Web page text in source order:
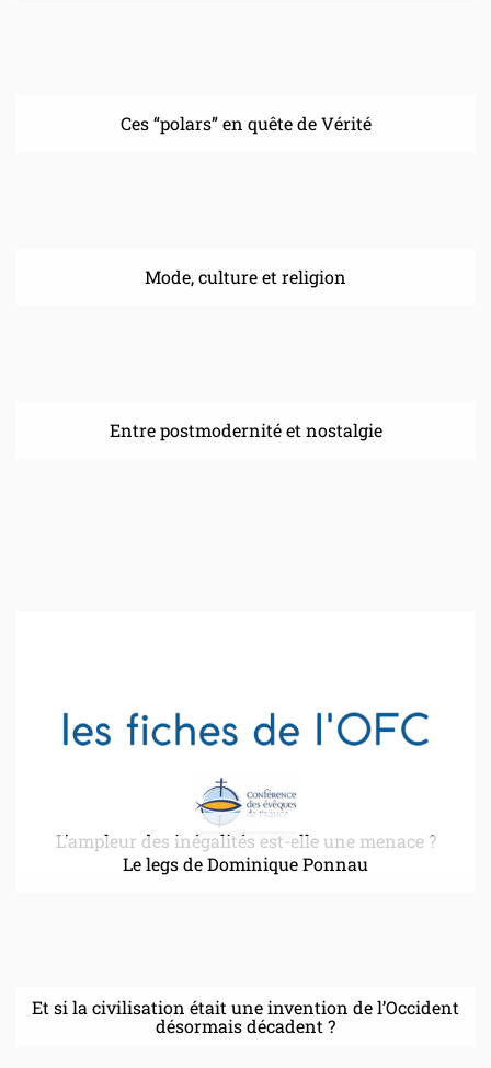
Ces “polars” en quête de Vérité
Mode, culture et religion
Entre postmodernité et nostalgie
L’ampleur des inégalités est-elle une menace ?
Le legs de Dominique Ponnau
Et si la civilisation était une invention de l’Occident
désormais décadent ?